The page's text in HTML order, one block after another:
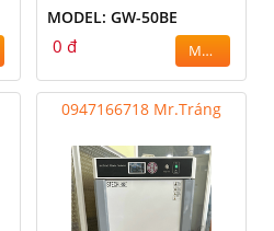
MODEL: GW-50BE
0 đ MUA
0947166718 Mr.Tráng